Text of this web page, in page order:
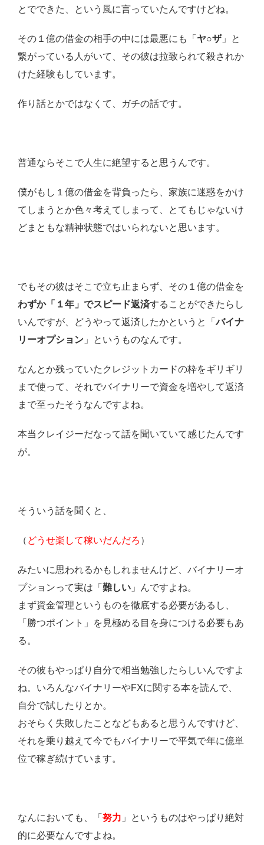
とでできた、という風に言っていたんですけどね。
その１億の借金の相手の中には最悪にも「 ヤ○ザ」と
繋がっている人がいて、その彼は拉致られて殺されか
けた経験もしています。
作り話とかではなくて、ガチの話です。
普通ならそこで人生に絶望すると思うんです。
僕がもし１億の借金を背負ったら、家族に迷惑をかけ
てしまうとか色々考えてしまって、とてもじゃないけ
どまともな精神状態ではいられないと思います。
でもその彼はそこで立ち止まらず、その１億の借金を
わずか「１年」でスピード返済することができたらし
いんですが、どうやって返済したかというと「バイナ
リーオプション 」というものなんです。
なんとか残っていたクレジットカードの枠をギリギリ
まで使って、それでバイナリーで資金を増やして返済
まで至ったそうなんですよね。
本当クレイジーだなって話を聞いていて感じたんです
が。
そういう話を聞くと、
（ どうせ楽して稼いだんだろ ）
みたいに思われるかもしれませんけど、バイナリーオ
プションって実は「 難しい 」んですよね。
まず資金管理というものを徹底する必要があるし、
「勝つポイント」を見極める目を身につける必要もあ
る。
その彼もやっぱり自分で相当勉強したらしいんですよ
ね。いろんなバイナリーやFXに関する本を読んで、
自分で試したりとか。
おそらく失敗したことなどもあると思うんですけど、
それを乗り越えて今でもバイナリーで平気で年に億単
位で稼ぎ続けています。
なんにおいても、「努力 」というものはやっぱり絶対
的に必要なんですよね。